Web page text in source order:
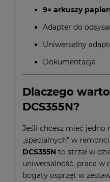
9× arkuszy
Adapter do
Uniwersalny
Dokumentacja
Dlaczego
DCS355N?
Jeśli chcesz mieć jedno
„specjalnych” w
DCS355N to strzał w
uniwersalność, praca w
bogaty osprzęt w